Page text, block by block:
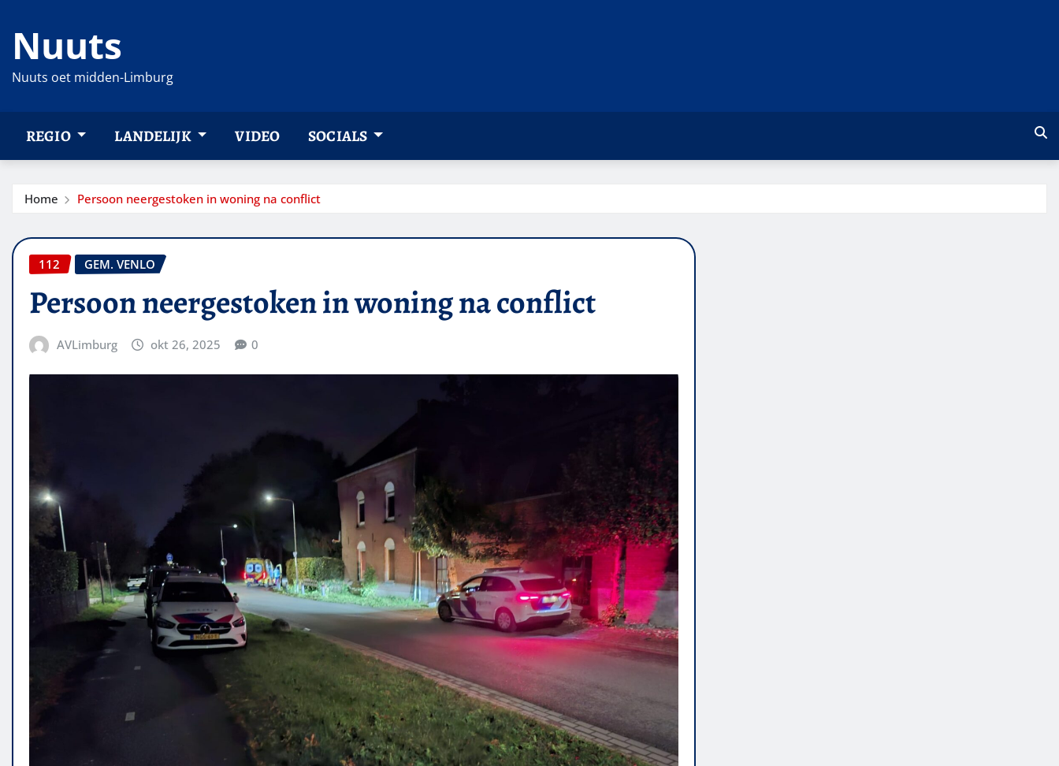
naar
inhoud
Nuuts
Nuuts oet midden-Limburg
REGIO LANDELIJK VIDEO SOCIALS
Home Persoon neergestoken in woning na conflict
112 GEM. VENLO
Persoon neergestoken in woning na conflict
AVLimburg okt 26, 2025 0